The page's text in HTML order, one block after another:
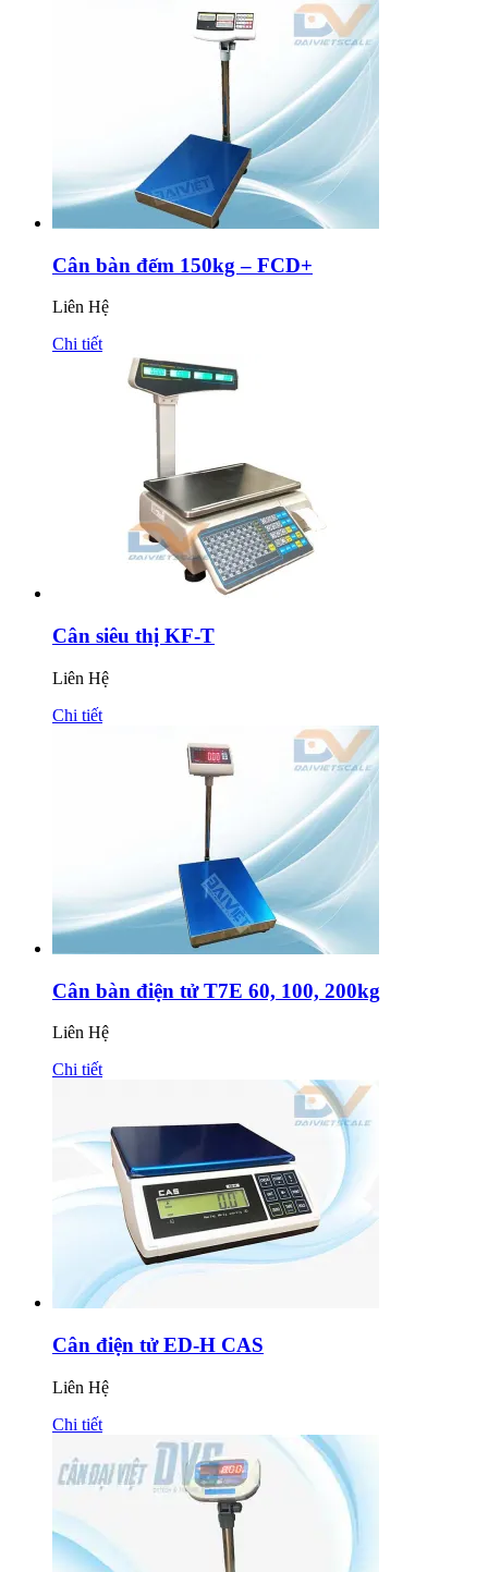
Cân bàn đếm 150kg – FCD+
Liên Hệ
Chi tiết
Cân siêu thị KF-T
Liên Hệ
Chi tiết
Cân bàn điện tử T7E 60, 100, 200kg
Liên Hệ
Chi tiết
Cân điện tử ED-H CAS
Liên Hệ
Chi tiết